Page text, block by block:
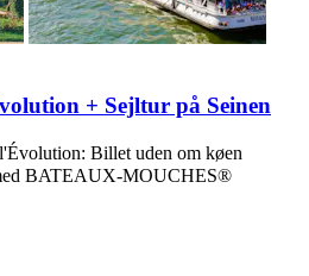
+ Sejltur på Seinen
Billet uden om køen
BATEAUX-MOUCHES®